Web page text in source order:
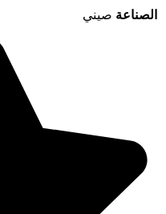
الصناعة صيني